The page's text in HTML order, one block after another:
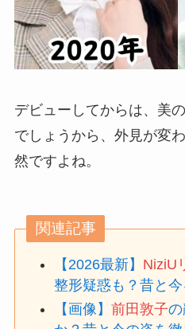
デビューしてからは、美
でしょうから、外見が変
然ですよね。
関連記事
【2026最新】 NiziU
整形疑惑も？昔と
【画像】前田敦子